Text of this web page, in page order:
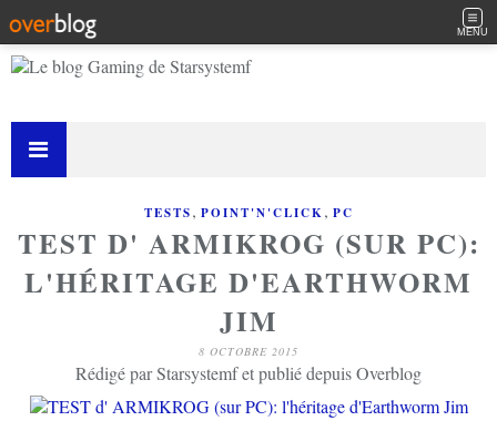
MENU
TESTS, POINT'N'CLICK, PC
TEST D' ARMIKROG (SUR PC):
L'HÉRITAGE D'EARTHWORM
JIM
8 OCTOBRE 2015
Rédigé par Starsystemf et publié depuis Overblog